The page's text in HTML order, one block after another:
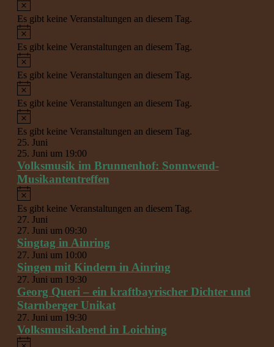
Es gibt keine Veranstaltungen an diesem Tag.
Hinweis
Es gibt keine Veranstaltungen an diesem Tag.
Hinweis
Es gibt keine Veranstaltungen an diesem Tag.
Hinweis
Es gibt keine Veranstaltungen an diesem Tag.
Hinweis
Es gibt keine Veranstaltungen an diesem Tag.
25. Juni
25. Juni um 19:00
Volksmusik im Brunnenhof: Sonnwend-
Musikantentreffen
Hinweis
Es gibt keine Veranstaltungen an diesem Tag.
27. Juni
27. Juni um 09:30
Singtag in Ainring
27. Juni um 10:00
Singen mit Kindern in Ainring
27. Juni um 19:30
Georg Queri – ein kraftbayrischer Dichter und
Starnberger Unikat
27. Juni um 19:30
Volksmusikabend in Loiching
Hinweis